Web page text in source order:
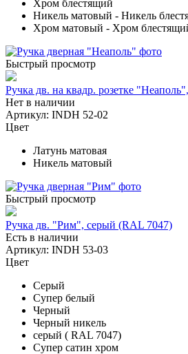
Хром блестящий
Никель матовый - Никель
Хром матовый - Хром
Быстрый просмотр
Ручка дв. на квадр. розетке
Нет в наличии
Артикул: INDH 52-02
Цвет
Латунь матовая
Никель матовый
Быстрый просмотр
Ручка дв. "Рим", серый (RAL 7047)
Есть в наличии
Артикул: INDH 53-03
Цвет
Серый
Супер белый
Черный
Черный никель
серый ( RAL 7047)
Супер сатин хром